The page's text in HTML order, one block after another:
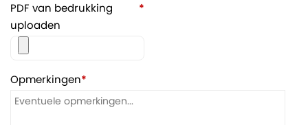
PDF van bedrukking
uploaden
*
Opmerkingen*